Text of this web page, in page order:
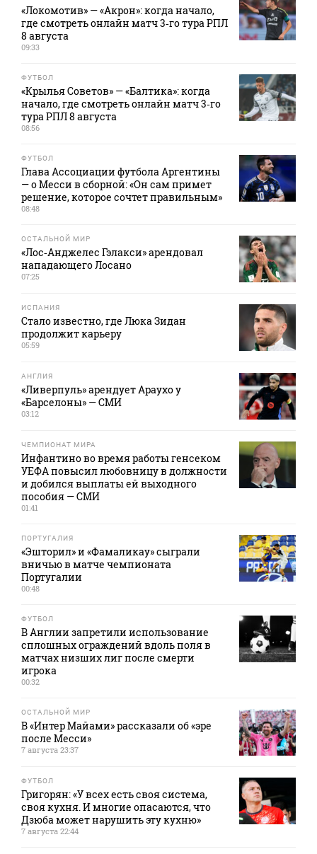
«Локомотив» — «Акрон»: когда начало,
где смотреть онлайн матч 3‑го тура РПЛ
8 августа
09:33
ФУТБОЛ
«Крылья Советов» — «Балтика»: когда
начало, где смотреть онлайн матч 3‑го
тура РПЛ 8 августа
08:56
ФУТБОЛ
Глава Ассоциации футбола Аргентины
— о Месси в сборной: «Он сам примет
решение, которое сочтет правильным»
08:48
ОСТАЛЬНОЙ МИР
«Лос‑Анджелес Гэлакси» арендовал
нападающего Лосано
07:25
ИСПАНИЯ
Стало известно, где Люка Зидан
продолжит карьеру
05:59
АНГЛИЯ
«Ливерпуль» арендует Араухо у
«Барселоны» — СМИ
03:12
ЧЕМПИОНАТ МИРА
Инфантино во время работы генсеком
УЕФА повысил любовницу в должности
и добился выплаты ей выходного
пособия — СМИ
01:41
ПОРТУГАЛИЯ
«Эшторил» и «Фамаликау» сыграли
вничью в матче чемпионата
Португалии
00:48
ФУТБОЛ
В Англии запретили использование
сплошных ограждений вдоль поля в
матчах низших лиг после смерти
игрока
00:32
ОСТАЛЬНОЙ МИР
В «Интер Майами» рассказали об «эре
после Месси»
7 августа 23:37
ФУТБОЛ
Григорян: «У всех есть своя система,
своя кухня. И многие опасаются, что
Дзюба может нарушить эту кухню»
7 августа 22:44